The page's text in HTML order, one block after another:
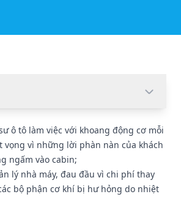
ô tô làm việc với khoang động cơ mỗi
vọng vì những lời phàn nàn của khách
ngấm vào cabin;
lý nhà máy, đau đầu vì chi phí thay
bộ phận cơ khí bị hư hỏng do nhiệt